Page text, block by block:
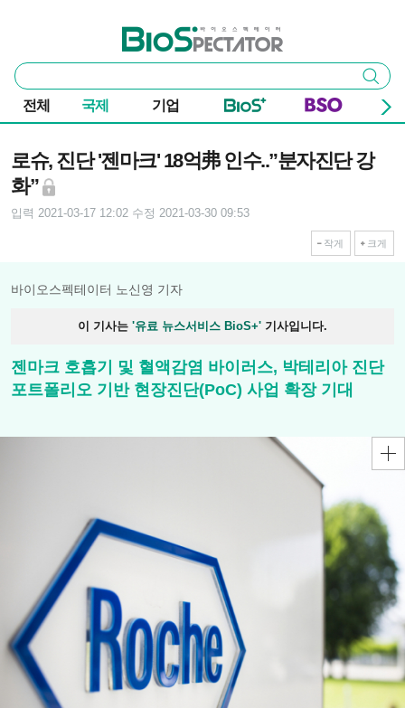
바이오스펙테이터
통
합
검
색
검색
전체 국제 기업
로슈, 진단 '젠마크' 18억弗 인수..”분자진단 강
화”
입력 2021-03-17 12:02 수정 2021-03-30 09:53
작게 크게
바이오스펙테이터 노신영 기자
이 기사는 '유료 뉴스서비스 BioS+' 기사입니다.
젠마크 호흡기 및 혈액감염 바이러스, 박테리아 진단
포트폴리오 기반 현장진단(PoC) 사업 확장 기대